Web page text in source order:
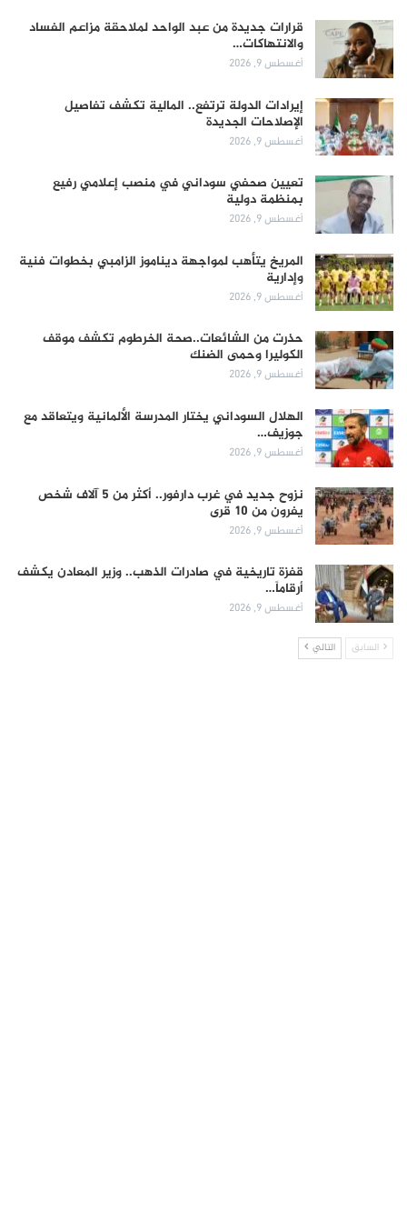
قرارات جديدة من عبد الواحد لملاحقة مزاعم الفساد
والانتهاكات…
أغسطس 9, 2026
إيرادات الدولة ترتفع.. المالية تكشف تفاصيل
الإصلاحات الجديدة
أغسطس 9, 2026
تعيين صحفي سوداني في منصب إعلامي رفيع
بمنظمة دولية
أغسطس 9, 2026
المريخ يتأهب لمواجهة ديناموز الزامبي بخطوات فنية
وإدارية
أغسطس 9, 2026
حذرت من الشائعات..صحة الخرطوم تكشف موقف
الكوليرا وحمى الضنك
أغسطس 9, 2026
الهلال السوداني يختار المدرسة الألمانية ويتعاقد مع
جوزيف…
أغسطس 9, 2026
نزوح جديد في غرب دارفور.. أكثر من 5 آلاف شخص
يفرون من 10 قرى
أغسطس 9, 2026
قفزة تاريخية في صادرات الذهب.. وزير المعادن يكشف
أرقاماً…
أغسطس 9, 2026
السابق التالي